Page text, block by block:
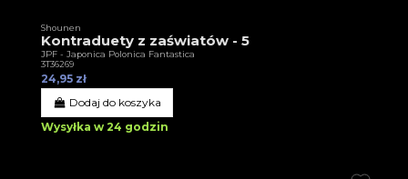
Shounen
Kontraduety z zaświatów - 5
JPF - Japonica Polonica Fantastica
3T36269
24,95 zł
Dodaj do koszyka
Wysyłka w 24 godzin